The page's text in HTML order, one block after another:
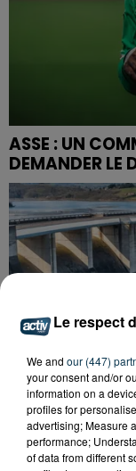
ASSE : UN
DEMANDER LE
Le respect
We and our (447)
your consent and/or
information on a
profiles for
advertising; Measure
performance;
of data from different